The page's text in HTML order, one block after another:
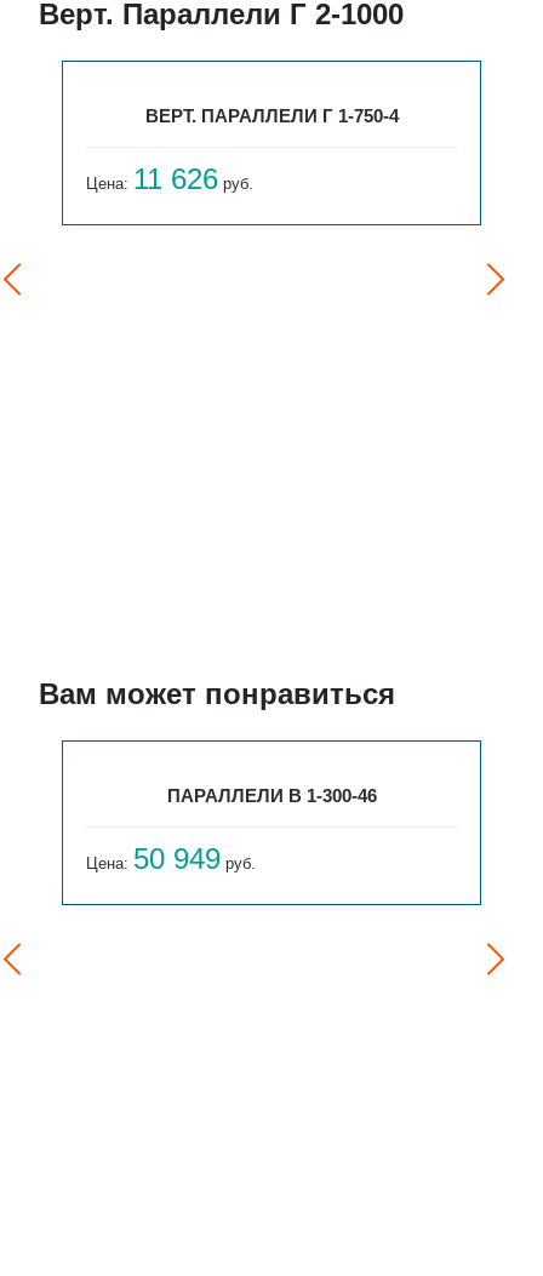
Верт. Параллели Г 2-1000
ВЕРТ. ПАРАЛЛЕЛИ Г 1-750-4
Цена: 11 626 руб.
Вам может понравиться
ПАРАЛЛЕЛИ В 1-300-46
Цена: 50 949 руб.